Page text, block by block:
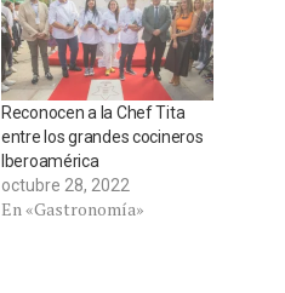
Reconocen a la Chef Tita
entre los grandes cocineros
Iberoamérica
octubre 28, 2022
En «Gastronomía»